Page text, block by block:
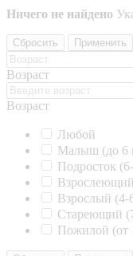
Ничего не найдено
Сбросить Применить
Возраст
Возраст
Любой
Малыш (до 6
Подросток
Взрослый (4-
Стареющий
Пожилой (от